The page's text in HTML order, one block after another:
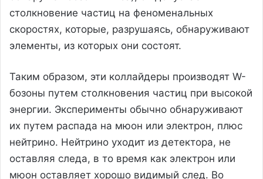
столкновение частиц на феноменальных
скоростях, которые, разрушаясь, обнаруживают
элементы, из которых они состоят.
Таким образом, эти коллайдеры производят W-
бозоны путем столкновения частиц при высокой
энергии. Эксперименты обычно обнаруживают
их путем распада на мюон или электрон, плюс
нейтрино. Нейтрино уходит из детектора, не
оставляя следа, в то время как электрон или
мюон оставляет хорошо видимый след. Во